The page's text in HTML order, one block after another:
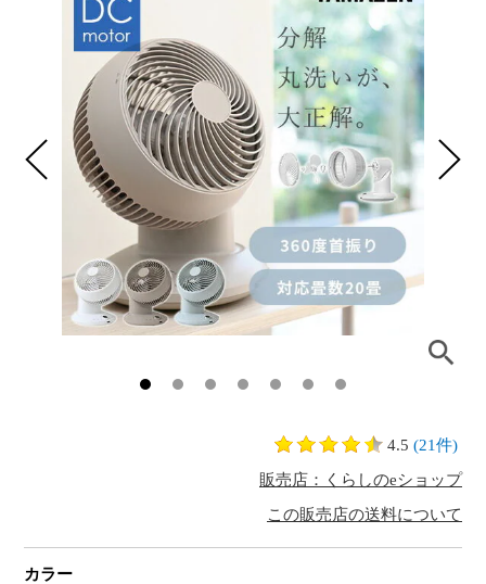
4.5 (21件)
販売店：くらしのeショップ
この販売店の送料について
カラー